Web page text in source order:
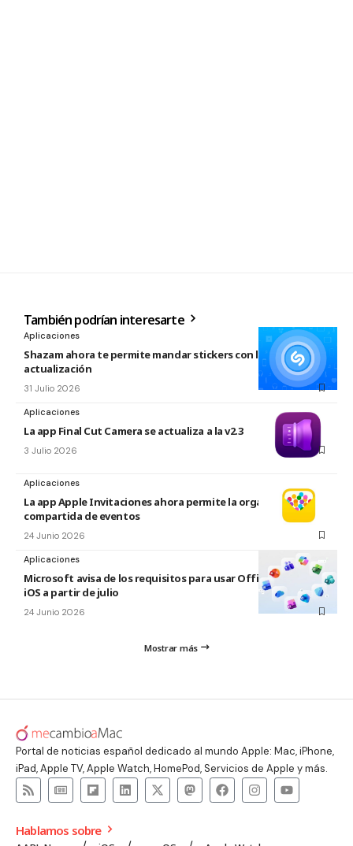
También podrían interesarte
Aplicaciones
Shazam ahora te permite mandar stickers con la nueva
actualización
31 Julio 2026
Aplicaciones
La app Final Cut Camera se actualiza a la v2.3
3 Julio 2026
Aplicaciones
La app Apple Invitaciones ahora permite la organización
compartida de eventos
24 Junio 2026
Aplicaciones
Microsoft avisa de los requisitos para usar Office en macOS y
iOS a partir de julio
24 Junio 2026
Mostrar más
Portal de noticias español dedicado al mundo Apple: Mac, iPhone,
iPad, Apple TV, Apple Watch, HomePod, Servicios de Apple y más.
Hablamos sobre